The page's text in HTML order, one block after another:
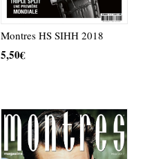
Montres HS SIHH 2018
5,50€